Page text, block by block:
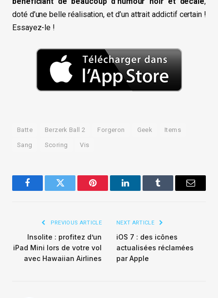
doté d’une belle réalisation, et d’un attrait addictif certain !
Essayez-le !
Batte Berzerk Ball 2 Forgeron Geek Items
Sang Scoring Vis
FacebookTwitter Pinterest LinkedInTumblr Email
PREVIOUS ARTICLE
Insolite : profitez d’un
iPad Mini lors de votre vol
avec Hawaiian Airlines
NEXT ARTICLE
iOS 7 : des icônes
actualisées réclamées
par Apple